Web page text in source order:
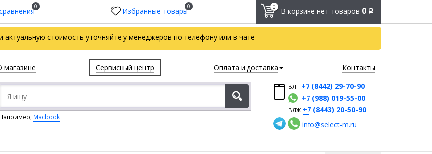
0 Избранные товары0 0 В корзине нет товаров 0 Р
актуальную стоимость уточняйте у менеджеров по телефону или в чате
магазине Сервисный центр Оплата и доставка Контакты
ВЛГ +7 (8442) 29-70-90
+7 (988) 019-55-00
ВЛЖ +7 (8443) 20-50-90
info@select-m.ru
Например, Macbook